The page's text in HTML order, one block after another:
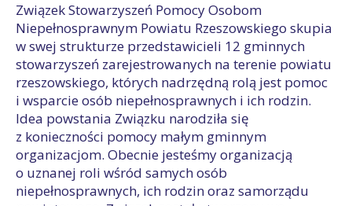
Związek Stowarzyszeń Pomocy Osobom
Niepełnosprawnym Powiatu Rzeszowskiego skupia
w swej strukturze przedstawicieli 12 gminnych
stowarzyszeń zarejestrowanych na terenie powiatu
rzeszowskiego, których nadrzędną rolą jest pomoc
i wsparcie osób niepełnosprawnych i ich rodzin.
Idea powstania Związku narodziła się
z konieczności pomocy małym gminnym
organizacjom. Obecnie jesteśmy organizacją
o uznanej roli wśród samych osób
niepełnosprawnych, ich rodzin oraz samorządu